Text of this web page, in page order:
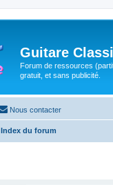
Guitare
Forum de ressources
gratuit, et sans publicité.
Nous contacter
Index du forum